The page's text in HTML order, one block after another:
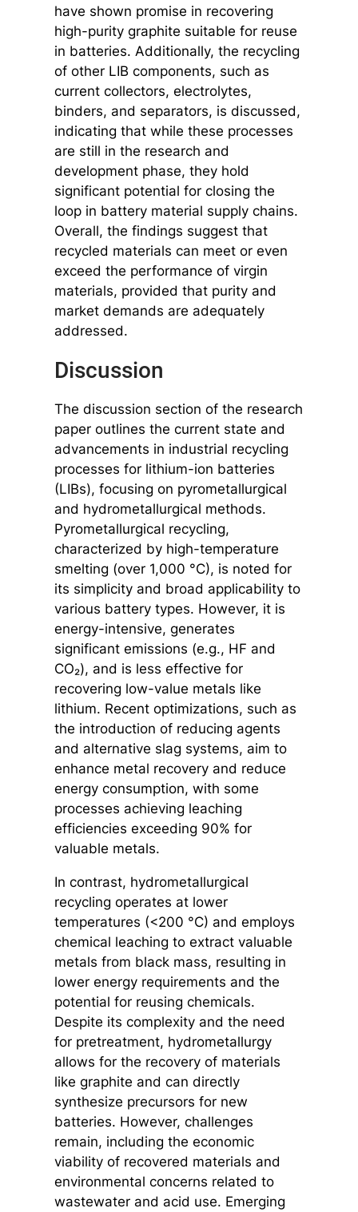
have shown promise in recovering
high-purity graphite suitable for reuse
in batteries. Additionally, the recycling
of other LIB components, such as
current collectors, electrolytes,
binders, and separators, is discussed,
indicating that while these processes
are still in the research and
development phase, they hold
significant potential for closing the
loop in battery material supply chains.
Overall, the findings suggest that
recycled materials can meet or even
exceed the performance of virgin
materials, provided that purity and
market demands are adequately
addressed.
Discussion
The discussion section of the research
paper outlines the current state and
advancements in industrial recycling
processes for lithium-ion batteries
(LIBs), focusing on pyrometallurgical
and hydrometallurgical methods.
Pyrometallurgical recycling,
characterized by high-temperature
smelting (over 1,000 °C), is noted for
its simplicity and broad applicability to
various battery types. However, it is
energy-intensive, generates
significant emissions (e.g., HF and
CO₂), and is less effective for
recovering low-value metals like
lithium. Recent optimizations, such as
the introduction of reducing agents
and alternative slag systems, aim to
enhance metal recovery and reduce
energy consumption, with some
processes achieving leaching
efficiencies exceeding 90% for
valuable metals.
In contrast, hydrometallurgical
recycling operates at lower
temperatures (<200 °C) and employs
chemical leaching to extract valuable
metals from black mass, resulting in
lower energy requirements and the
potential for reusing chemicals.
Despite its complexity and the need
for pretreatment, hydrometallurgy
allows for the recovery of materials
like graphite and can directly
synthesize precursors for new
batteries. However, challenges
remain, including the economic
viability of recovered materials and
environmental concerns related to
wastewater and acid use. Emerging